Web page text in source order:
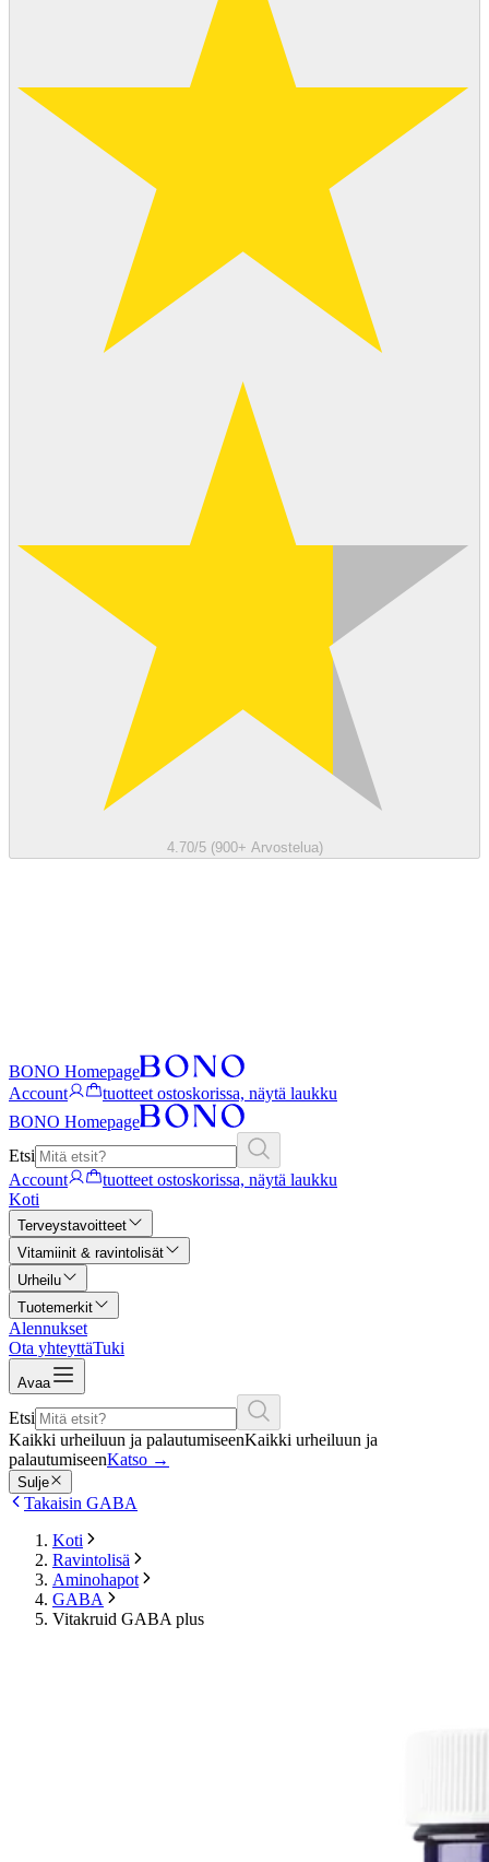
4.70/5 (900+ Arvostelua)
BONO Homepage
Account
tuotteet ostoskorissa, näytä laukku
BONO Homepage
Etsi
Account
tuotteet ostoskorissa, näytä laukku
Koti
Terveystavoitteet
Vitamiinit & ravintolisät
Urheilu
Tuotemerkit
Alennukset
Ota yhteyttäTuki
Avaa
Etsi
Kaikki urheiluun ja palautumiseenKaikki urheiluun ja
palautumiseenKatso →
Sulje
Takaisin GABA
Koti
Ravintolisä
Aminohapot
GABA
Vitakruid GABA plus